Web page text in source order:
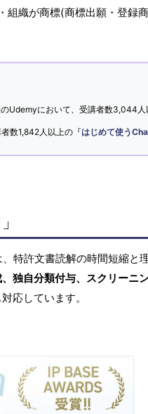
組織が商標(商標出願・登録
Udemyにおいて、受講者数3,044人
者数1,842人以上の『はじめて使う
、特許文書読解の時間短縮と
独自分類付与、スクリーニ
応しています。